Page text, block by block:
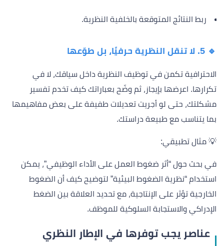
ربط النتائج المتوقعة بالخلفية النظرية.
🔹 5. لا تنقل النظرية حرفيًا، بل طوّعها
الاحترافية تكمن في توظيف النظرية داخل سياقك، لا في
تكرارها. اعرضها بإيجاز، ثم وضّح بعباراتك كيف تخدم تفسير
مشكلتك، حتى لو أجريت تعديلات طفيفة على بعض مفاهيمها
بما يتناسب مع طبيعة دراستك.
💡 مثال تطبيقي:
في بحث حول “أثر ضغوط العمل على الأداء الوظيفي”، يمكن
استخدام “نظرية الضغوط البيئية” لتوضيح كيف أن الضغوط
الخارجية تؤثر على الإنتاجية، مع تحديد العلاقة بين الضغط
الإدراكي والاستجابة السلوكية للموظف.
عناصر يجب توفرها في الإطار النظري